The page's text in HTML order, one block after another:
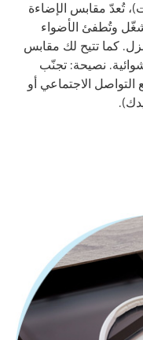
تُعدّ مقابس الإضاءة
وتُطفئ الأضواء
كما تتيح لك مقابس
نصيحة: تجنّب
التواصل الاجتماعي أو